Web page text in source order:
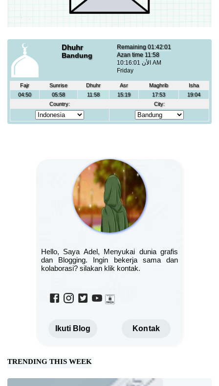
Hello, Saya Adel, Menyukai dunia grafis
dan Blogging. Ingin bekerja sama dan
kolaborasi? silakan klik kontak.
Ikuti Blog Kontak
TRENDING THIS WEEK